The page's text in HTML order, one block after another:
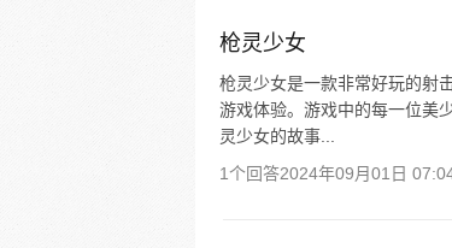
枪灵少女
枪灵少女是一款非常好玩的射
游戏体验。游戏中的每一位美
灵少女的故事...
1个回答2024年09月01日